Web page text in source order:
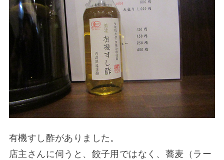
有機すし酢がありました。
店主さんに伺うと、餃子用ではなく、蕎麦（ラー